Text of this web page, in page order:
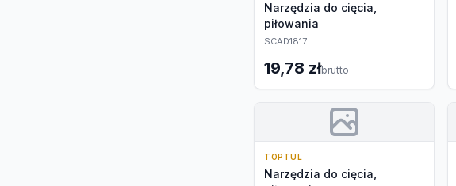
Narzędzia do cięcia,
piłowania
SCAD1817
19,78 złbrutto
TOPTUL
Narzędzia do cięcia,